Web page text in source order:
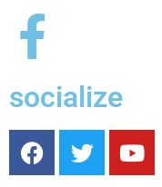
socialize